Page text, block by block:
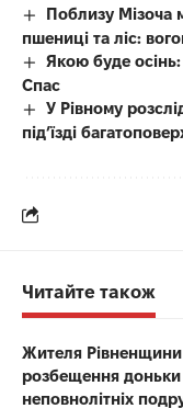
Поблизу Мізоча
пшениці та ліс:
Якою буде
Спас
У Рівному
під’їзді
Читайте також
Жителя Рівненщини
розбещення доньки
неповнолітніх